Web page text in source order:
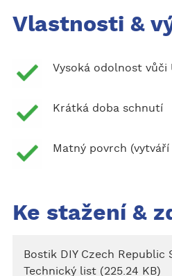
Vlastnosti &
Vysoká odolnost vůči
Krátká doba schnutí
Matný povrch
Ke stažení &
Bostik DIY Czech Republic
Technický list (225.24 KB)